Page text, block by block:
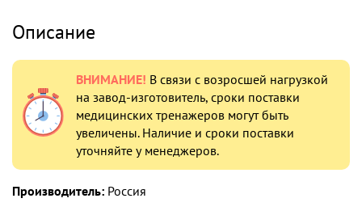
Описание
ВНИМАНИЕ! В связи с возросшей нагрузкой
на завод-изготовитель, сроки поставки
медицинских тренажеров могут быть
увеличены. Наличие и сроки поставки
уточняйте у менеджеров.
Производитель: Россия